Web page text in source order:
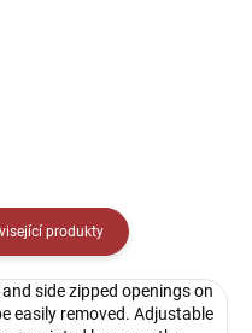
produkty
side zipped openings on
easily removed. Adjustable